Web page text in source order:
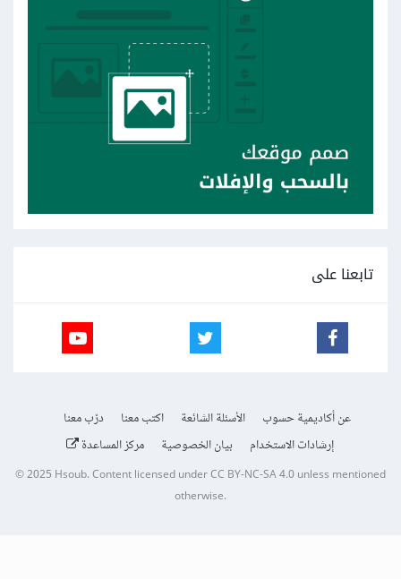
تابعنا على
عن أكاديمية حسوب الأسئلة الشائعة اكتب معنا
درّب معنا
إرشادات الاستخدام
بيان الخصوصية مركز المساعدة
© 2025Hsoub.Content licensed underCC BY-NC-SA 4.0unless mentioned
otherwise.